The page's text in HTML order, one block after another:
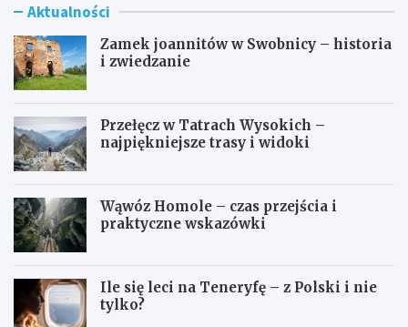
Aktualności
Zamek joannitów w Swobnicy – historia
i zwiedzanie
Przełęcz w Tatrach Wysokich –
najpiękniejsze trasy i widoki
Wąwóz Homole – czas przejścia i
praktyczne wskazówki
Ile się leci na Teneryfę – z Polski i nie
tylko?